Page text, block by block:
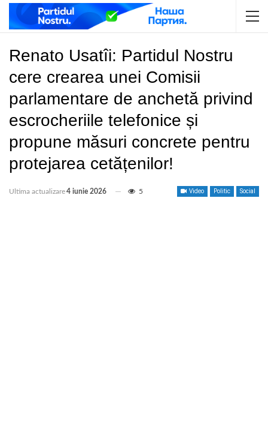
Renato Usatîi: Partidul Nostru
cere crearea unei Comisii
parlamentare de anchetă privind
escrocheriile telefonice și
propune măsuri concrete pentru
protejarea cetățenilor!
Video Politic Social
Ultima actualizare4 iunie 2026 5